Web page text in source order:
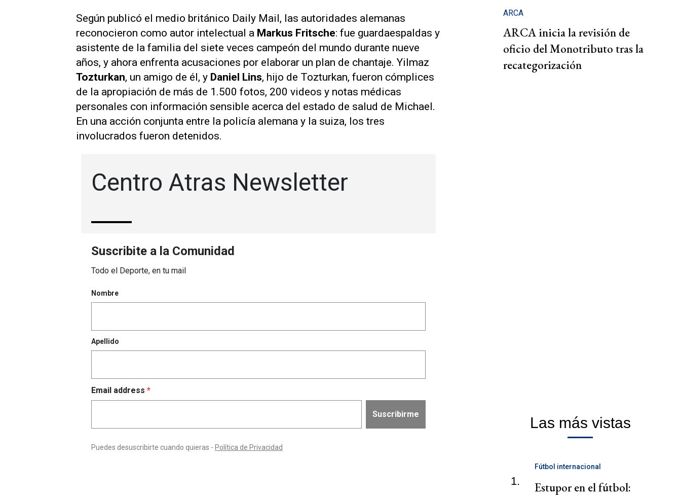
Según publicó el medio británico Daily Mail, las autoridades alemanas
reconocieron como autor intelectual a Markus Fritsche: fue guardaespaldas y
asistente de la familia del siete veces campeón del mundo durante nueve
años, y ahora enfrenta acusaciones por elaborar un plan de chantaje. Yilmaz
Tozturkan, un amigo de él, y Daniel Lins, hijo de Tozturkan, fueron cómplices
de la apropiación de más de 1.500 fotos, 200 videos y notas médicas
personales con información sensible acerca del estado de salud de Michael.
En una acción conjunta entre la policía alemana y la suiza, los tres
involucrados fueron detenidos.
ARCA
ARCA inicia la revisión de
oficio del Monotributo tras la
recategorización
Las más vistas
1.
Fútbol internacional
Estupor en el fútbol: